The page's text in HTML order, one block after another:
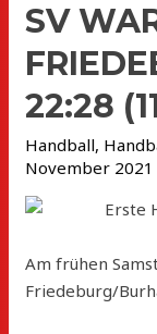
SV
22:28
Handball,
November 2021
Erste
Am frühen
Friedeburg/